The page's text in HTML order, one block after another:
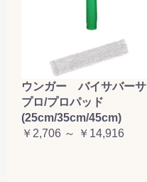
ウンガー バイサバーサ
プロ/プロパッド
(25cm/35cm/45cm)
￥2,706 ～ ￥14,916